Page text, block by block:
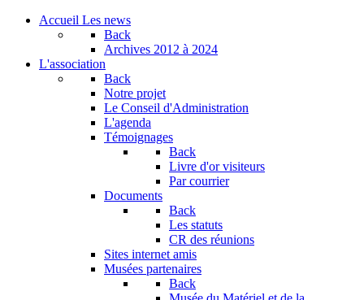
Accueil Les news
Back
Archives 2012 à 2024
L'association
Back
Notre projet
Le Conseil d'Administration
L'agenda
Témoignages
Back
Livre d'or visiteurs
Par courrier
Documents
Back
Les statuts
CR des réunions
Sites internet amis
Musées partenaires
Back